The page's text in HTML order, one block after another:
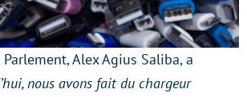
Alex Agius Saliba, a
nous avons fait du chargeur